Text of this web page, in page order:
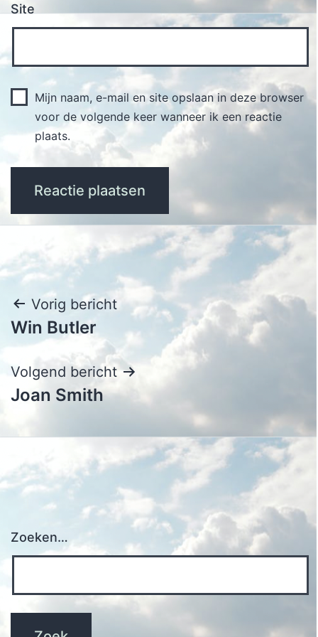
Site
Mijn naam, e-mail en site opslaan in deze browser
voor de volgende keer wanneer ik een reactie
plaats.
Bericht
navigatie
Vorig bericht
Win Butler
Volgend bericht
Joan Smith
Zoeken…